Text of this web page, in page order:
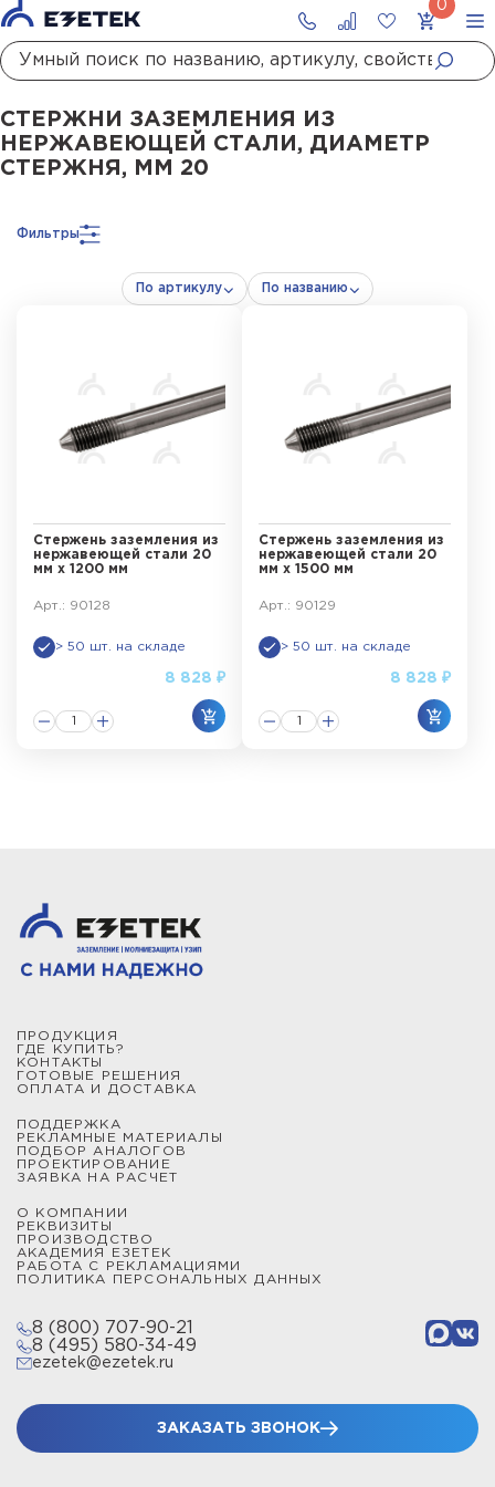
ГлавнаяКаталог ЗаземлениеСтержни заземленияСтержни
СТЕРЖНИ ЗАЗЕМЛЕНИЯ ИЗ
НЕРЖАВЕЮЩЕЙ СТАЛИ, ДИАМЕТР
СТЕРЖНЯ, ММ 20
Фильтры
По артикулу По названию
Стержень заземления из
нержавеющей стали 20
мм х 1200 мм
Арт.: 90128
> 50 шт. на складе
8 828 ₽
Стержень заземления из
нержавеющей стали 20
мм х 1500 мм
Арт.: 90129
> 50 шт. на складе
8 828 ₽
ПРОДУКЦИЯ
ГДЕ КУПИТЬ?
КОНТАКТЫ
ГОТОВЫЕ РЕШЕНИЯ
ОПЛАТА И ДОСТАВКА
ПОДДЕРЖКА
РЕКЛАМНЫЕ МАТЕРИАЛЫ
ПОДБОР АНАЛОГОВ
ПРОЕКТИРОВАНИЕ
ЗАЯВКА НА РАСЧЕТ
О КОМПАНИИ
РЕКВИЗИТЫ
ПРОИЗВОДСТВО
АКАДЕМИЯ ЕЗЕТЕК
РАБОТА С РЕКЛАМАЦИЯМИ
ПОЛИТИКА ПЕРСОНАЛЬНЫХ ДАННЫХ
8 (800) 707-90-21
8 (495) 580-34-49
ezetek@ezetek.ru
ЗАКАЗАТЬ ЗВОНОК